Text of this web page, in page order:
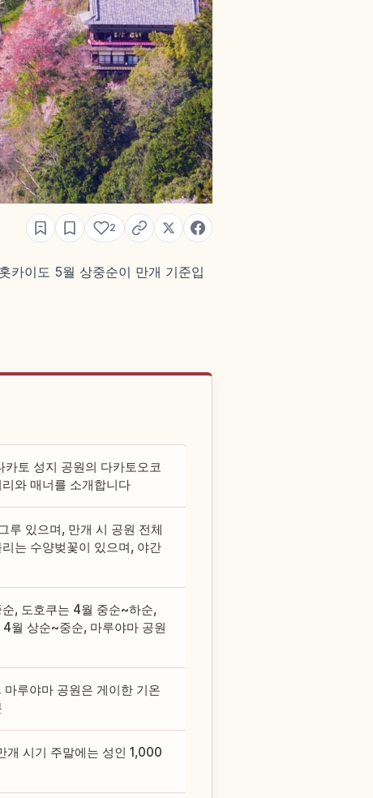
2
카이도 5월 상중순이 만개 기준입
토 성지 공원의 다카토오코
와 매너를 소개합니다
루 있으며, 만개 시 공원 전체
는 수양벚꽃이 있으며, 야간
, 도호쿠는 4월 중순~하순,
월 상순~중순, 마루야마 공원
루야마 공원은 게이한 기온
개 시기 주말에는 성인 1,000